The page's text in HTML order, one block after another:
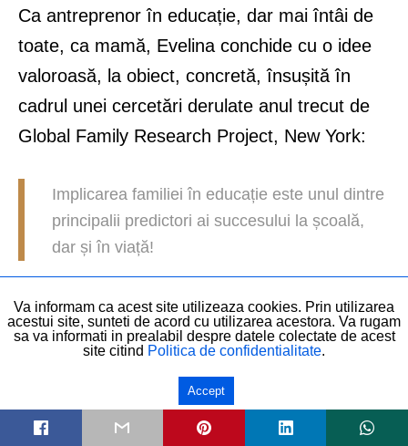
Ca antreprenor în educație, dar mai întâi de
toate, ca mamă, Evelina conchide cu o idee
valoroasă, la obiect, concretă, însușită în
cadrul unei cercetări derulate anul trecut de
Global Family Research Project, New York:
Implicarea familiei în educație este unul dintre
principalii predictori ai succesului la școală,
dar și în viață!
Va informam ca acest site utilizeaza cookies. Prin utilizarea
acestui site, sunteti de acord cu utilizarea acestora. Va rugam
sa va informati in prealabil despre datele colectate de acest
site citind Politica de confidentialitate.
Accept